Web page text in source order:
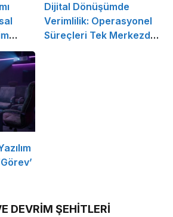
Dijital Dönüşümde
Verimlilik: Operasyonel
Süreçleri Tek Merkezden
DEVRİM ŞEHİTLERİ